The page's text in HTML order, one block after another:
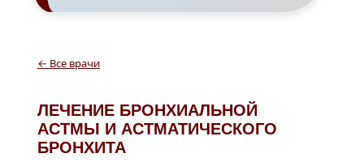
← Все врачи
ЛЕЧЕНИЕ БРОНХИАЛЬНОЙ
АСТМЫ И АСТМАТИЧЕСКОГО
БРОНХИТА